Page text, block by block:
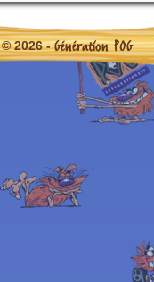
© 2026 -Génération POG